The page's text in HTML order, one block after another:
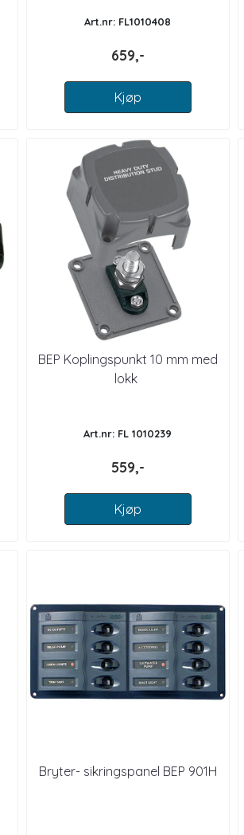
Art.nr: FL1010408
659,-
Kjøp
BEP Koplingspunkt 10 mm med
lokk
Art.nr: FL 1010239
559,-
Kjøp
Bryter- sikringspanel BEP 901H